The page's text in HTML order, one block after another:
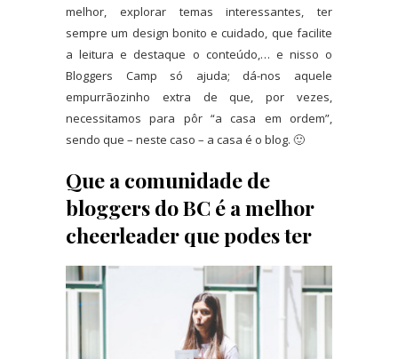
melhor, explorar temas interessantes, ter
sempre um design bonito e cuidado, que facilite
a leitura e destaque o conteúdo,… e nisso o
Bloggers Camp só ajuda; dá-nos aquele
empurrãozinho extra de que, por vezes,
necessitamos para pôr “a casa em ordem”,
sendo que – neste caso – a casa é o blog. 🙂
Que a comunidade de
bloggers do BC é a melhor
cheerleader que podes ter